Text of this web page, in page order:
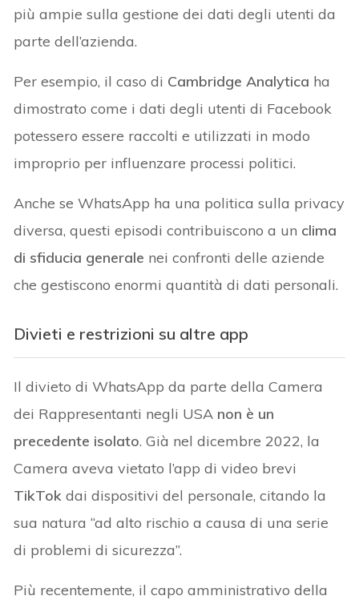
più ampie sulla gestione dei dati degli utenti da
parte dell’azienda.
Per esempio, il caso di Cambridge Analytica ha
dimostrato come i dati degli utenti di Facebook
potessero essere raccolti e utilizzati in modo
improprio per influenzare processi politici.
Anche se WhatsApp ha una politica sulla privacy
diversa, questi episodi contribuiscono a un clima
di sfiducia generale nei confronti delle aziende
che gestiscono enormi quantità di dati personali.
Divieti e restrizioni su altre app
Il divieto di WhatsApp da parte della Camera
dei Rappresentanti negli USA non è un
precedente isolato. Già nel dicembre 2022, la
Camera aveva vietato l’app di video brevi
TikTok dai dispositivi del personale, citando la
sua natura “ad alto rischio a causa di una serie
di problemi di sicurezza”.
Più recentemente, il capo amministrativo della